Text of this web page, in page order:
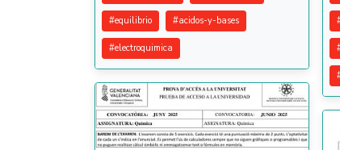
#equilibrio #acidos-y-bases
#electroquimica